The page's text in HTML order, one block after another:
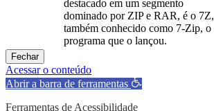
destacado em um segmento
dominado por ZIP e RAR, é o 7Z,
também conhecido como 7-Zip, o
programa que o lançou.
Fechar
Acessar o conteúdo
Abrir a barra de ferramentas
Ferramentas de Acessibilidade